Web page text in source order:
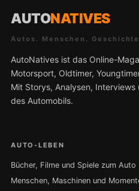
AUTONATIVES
Autos. Menschen.
AutoNatives ist das Online-
Motorsport, Oldtimer,
Mit Storys, Analysen,
des Automobils.
AUTO-LEBEN
Bücher, Filme und Spiele zum Auto
Menschen, Maschinen und